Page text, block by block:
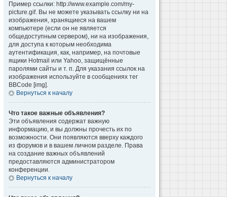
Пример ссылки: http://www.example.com/my-
picture.gif. Вы не можете указывать ссылку ни на
изображения, хранящиеся на вашем
компьютере (если он не является
общедоступным сервером), ни на изображения,
для доступа к которым необходима
аутентификация, как, например, на почтовые
ящики Hotmail или Yahoo, защищённые
паролями сайты и т. п. Для указания ссылок на
изображения используйте в сообщениях тег
BBCode [img].
Вернуться к началу
Что такое важные объявления?
Эти объявления содержат важную
информацию, и вы должны прочесть их по
возможности. Они появляются вверху каждого
из форумов и в вашем личном разделе. Права
на создание важных объявлений
предоставляются администратором
конференции.
Вернуться к началу